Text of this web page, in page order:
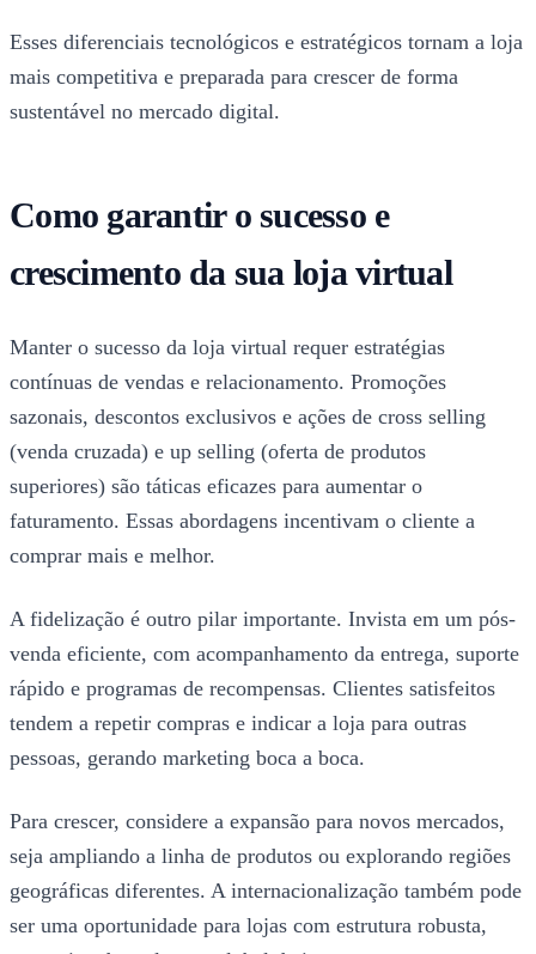
Esses diferenciais tecnológicos e estratégicos tornam a loja
mais competitiva e preparada para crescer de forma
sustentável no mercado digital.
Como garantir o sucesso e
crescimento da sua loja virtual
Manter o sucesso da loja virtual requer estratégias
contínuas de vendas e relacionamento. Promoções
sazonais, descontos exclusivos e ações de cross selling
(venda cruzada) e up selling (oferta de produtos
superiores) são táticas eficazes para aumentar o
faturamento. Essas abordagens incentivam o cliente a
comprar mais e melhor.
A fidelização é outro pilar importante. Invista em um pós-
venda eficiente, com acompanhamento da entrega, suporte
rápido e programas de recompensas. Clientes satisfeitos
tendem a repetir compras e indicar a loja para outras
pessoas, gerando marketing boca a boca.
Para crescer, considere a expansão para novos mercados,
seja ampliando a linha de produtos ou explorando regiões
geográficas diferentes. A internacionalização também pode
ser uma oportunidade para lojas com estrutura robusta,